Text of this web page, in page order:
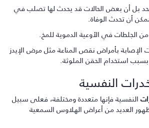
بل أن بعض الحالات قد يحدث لها تصلب في
أن تحدث الوفاة.
في الأوعية الدموية للمخ.
بأمراض نقص المناعة مثل مرض الإيدز
استخدام الحقن الملوثة.
النفسية فإنها متعددة ومختلفة، فعلى سبيل
العديد من أعراض الهلاوس السمعية